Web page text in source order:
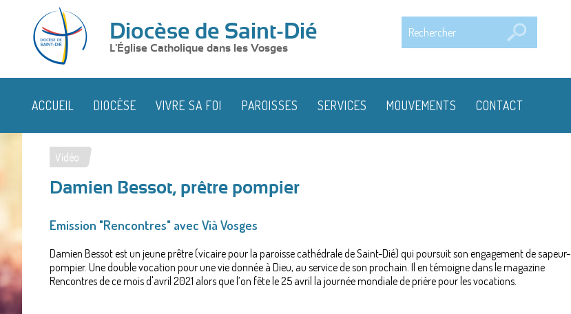
Diocèse de Saint-Dié
L'Église Catholique dans les Vosges
ACCUEIL DIOCÈSE VIVRE SA FOI PAROISSES SERVICES MOUVEMENTS CONTACT
Vous
êtes
ici
Vidéo
Damien Bessot, prêtre pompier
Emission "Rencontres" avec Vià Vosges
Damien Bessot est un jeune prêtre (vicaire pour la paroisse cathédrale de Saint-Dié) qui poursuit son engagement de sapeur-
pompier. Une double vocation pour une vie donnée à Dieu, au service de son prochain. Il en témoigne dans le magazine
Rencontres de ce mois d'avril 2021 alors que l’on fête le 25 avril la journée mondiale de prière pour les vocations.